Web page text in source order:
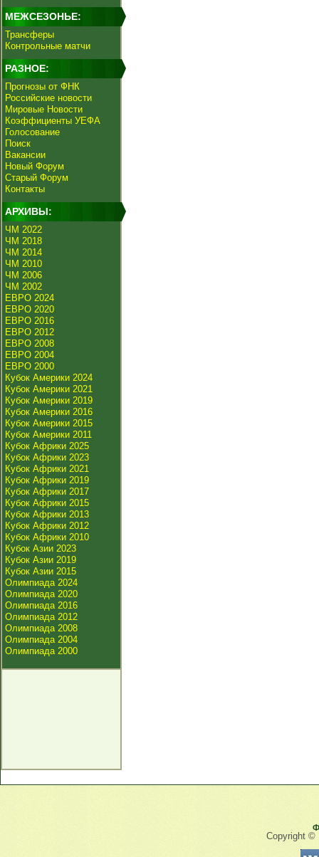
МЕЖСЕЗОНЬЕ:
Трансферы
Контрольные матчи
РАЗНОЕ:
Прогнозы от ФНК
Российские новости
Мировые Новости
Коэффициенты УЕФА
Голосование
Поиск
Вакансии
Новый Форум
Старый Форум
Контакты
АРХИВЫ:
ЧМ 2022
ЧМ 2018
ЧМ 2014
ЧМ 2010
ЧМ 2006
ЧМ 2002
ЕВРО 2024
ЕВРО 2020
ЕВРО 2016
ЕВРО 2012
ЕВРО 2008
ЕВРО 2004
ЕВРО 2000
Кубок Америки 2024
Кубок Америки 2021
Кубок Америки 2019
Кубок Америки 2016
Кубок Америки 2015
Кубок Америки 2011
Кубок Африки 2025
Кубок Африки 2023
Кубок Африки 2021
Кубок Африки 2019
Кубок Африки 2017
Кубок Африки 2015
Кубок Африки 2013
Кубок Африки 2012
Кубок Африки 2010
Кубок Азии 2023
Кубок Азии 2019
Кубок Азии 2015
Олимпиада 2024
Олимпиада 2020
Олимпиада 2016
Олимпиада 2012
Олимпиада 2008
Олимпиада 2004
Олимпиада 2000
Copyright ©